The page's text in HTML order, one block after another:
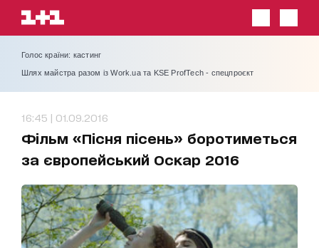
Голос країни: кастинг
Шлях майстра разом із Work.ua та KSE ProfTech - спецпроєкт
16:45 | 01.09.2016
Фільм «Пісня пісень» боротиметься
за європейський Оскар 2016